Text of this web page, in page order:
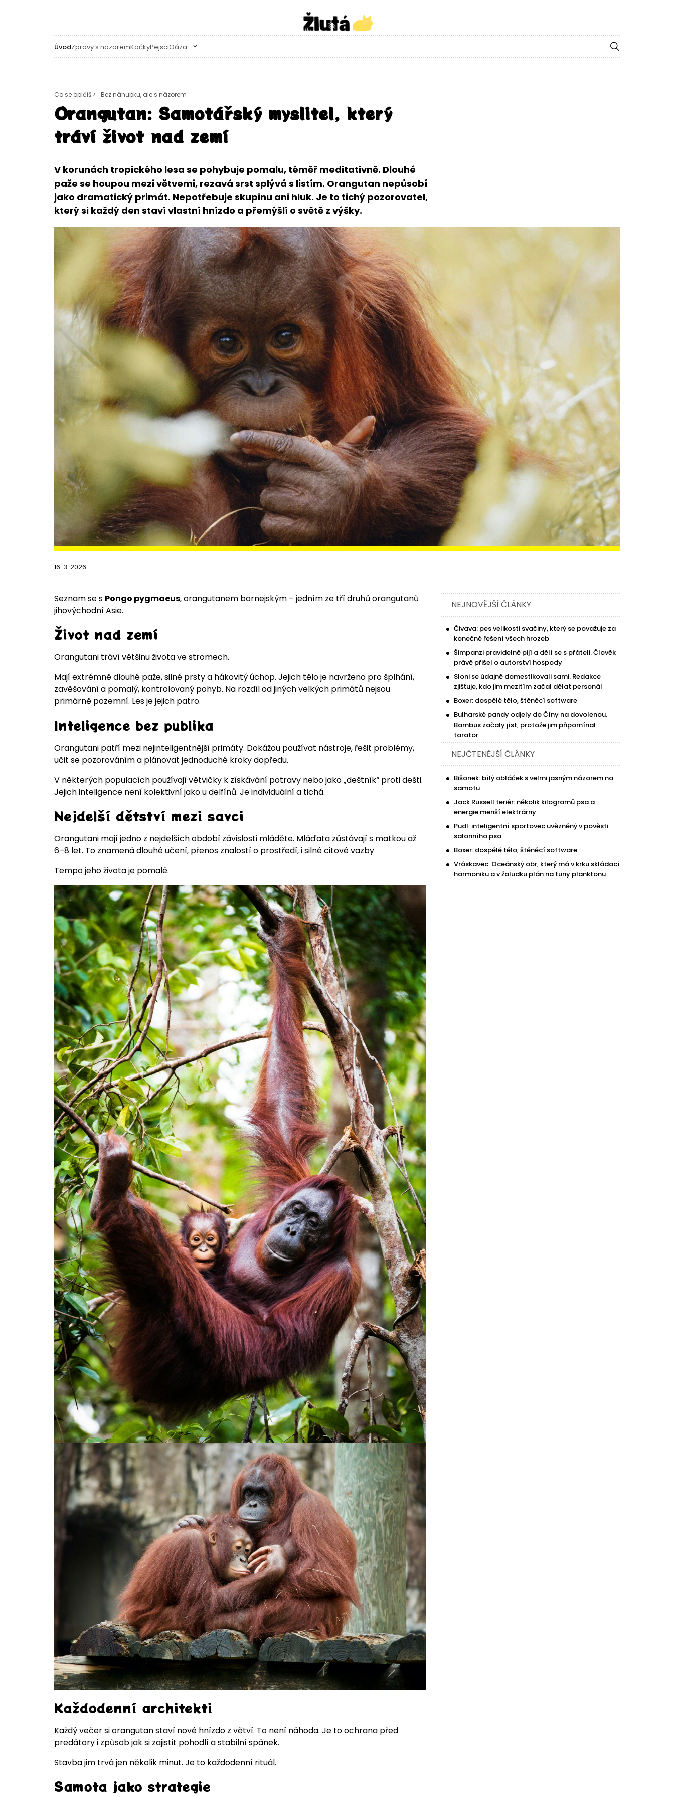
ÚvodZprávy s názoremKočkyPejsciOáza
Co se opičíš > Bez náhubku, ale s názorem
Orangutan: Samotářský myslitel, který
tráví život nad zemí
V korunách tropického lesa se pohybuje pomalu, téměř meditativně. Dlouhé
paže se houpou mezi větvemi, rezavá srst splývá s listím. Orangutan nepůsobí
jako dramatický primát. Nepotřebuje skupinu ani hluk. Je to tichý pozorovatel,
který si každý den staví vlastní hnízdo a přemýšlí o světě z výšky.
16. 3. 2026
Seznam se s Pongo pygmaeus, orangutanem bornejským – jedním ze tří druhů orangutanů
jihovýchodní Asie.
Život nad zemí
Orangutani tráví většinu života ve stromech.
Mají extrémně dlouhé paže, silné prsty a hákovitý úchop. Jejich tělo je navrženo pro šplhání,
zavěšování a pomalý, kontrolovaný pohyb. Na rozdíl od jiných velkých primátů nejsou
primárně pozemní. Les je jejich patro.
Inteligence bez publika
Orangutani patří mezi nejinteligentnější primáty. Dokážou používat nástroje, řešit problémy,
učit se pozorováním a plánovat jednoduché kroky dopředu.
V některých populacích používají větvičky k získávání potravy nebo jako „deštník“ proti dešti.
Jejich inteligence není kolektivní jako u delfínů. Je individuální a tichá.
Nejdelší dětství mezi savci
Orangutani mají jedno z nejdelších období závislosti mláděte. Mláďata zůstávají s matkou až
6–8 let. To znamená dlouhé učení, přenos znalostí o prostředí, i silné citové vazby
Tempo jeho života je pomalé.
Každodenní architekti
Každý večer si orangutan staví nové hnízdo z větví. To není náhoda. Je to ochrana před
predátory i způsob jak si zajistit pohodlí a stabilní spánek.
Stavba jim trvá jen několik minut. Je to každodenní rituál.
Samota jako strategie
NEJNOVĚJŠÍ ČLÁNKY
Čivava: pes velikosti svačiny, který se považuje za
konečné řešení všech hrozeb
Šimpanzi pravidelně pijí a dělí se s přáteli. Člověk
právě přišel o autorství hospody
Sloni se údajně domestikovali sami. Redakce
zjišťuje, kdo jim mezitím začal dělat personál
Boxer: dospělé tělo, štěněcí software
Bulharské pandy odjely do Číny na dovolenou.
Bambus začaly jíst, protože jim připomínal
tarator
NEJČTENĚJŠÍ ČLÁNKY
Bišonek: bílý obláček s velmi jasným názorem na
samotu
Jack Russell teriér: několik kilogramů psa a
energie menší elektrárny
Pudl: inteligentní sportovec uvězněný v pověsti
salonního psa
Boxer: dospělé tělo, štěněcí software
Vráskavec: Oceánský obr, který má v krku skládací
harmoniku a v žaludku plán na tuny planktonu